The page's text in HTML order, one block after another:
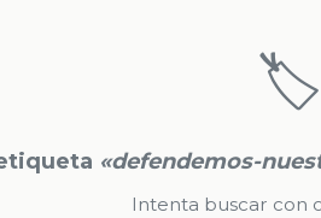
🏷️
«defendemos-
Intenta buscar con